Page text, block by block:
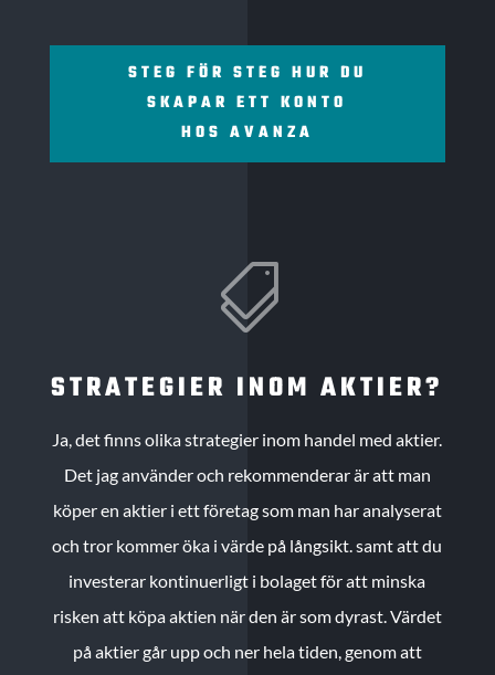
STEG FÖR STEG HUR DU
SKAPAR ETT KONTO
HOS AVANZA

STRATEGIER INOM AKTIER?
Ja, det finns olika strategier inom handel med aktier.
Det jag använder och rekommenderar är att man
köper en aktier i ett företag som man har analyserat
och tror kommer öka i värde på långsikt. samt att du
investerar kontinuerligt i bolaget för att minska
risken att köpa aktien när den är som dyrast. Värdet
på aktier går upp och ner hela tiden, genom att